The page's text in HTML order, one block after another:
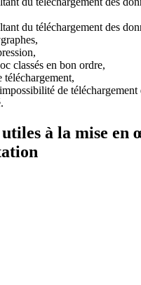
du téléchargement des
classés en bon ordre,
téléchargement,
de téléchargement
à la mise en